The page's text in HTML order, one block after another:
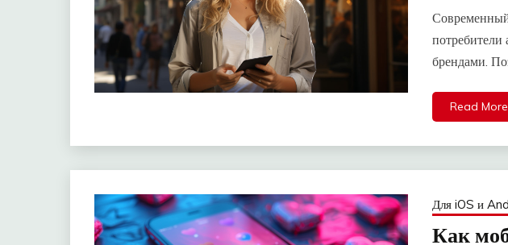
Современный
брендами.
Read More
Для iOS и
Как